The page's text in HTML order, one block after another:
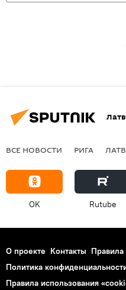
ВСЕ НОВОСТИ РИГА
OK Rutube
О проекте Контакты Правила
Политика
Правила использования